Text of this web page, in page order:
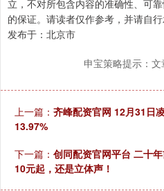
立，不对所包含内容的准确性、可
的保证。请读者仅作参考，并请自行
发布于：北京市
申宝策略提示：文
上一篇：齐峰配资官网 12月31日
13.97%
下一篇： 创同配资官网平台 二十
10元起，还是立体声！